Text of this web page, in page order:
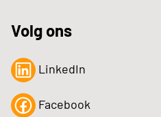
Volg ons
LinkedIn
Facebook